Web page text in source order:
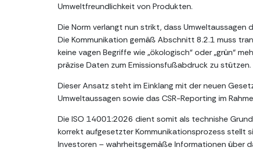
Umweltfreundlichkeit von Produkten.
Die Norm verlangt nun strikt, dass
Die Kommunikation gemäß Abschnitt 8.2.1 muss
keine vagen Begriffe wie „ökologisch“ oder „grün“
präzise Daten zum Emissionsfußabdruck zu stützen.
Dieser Ansatz steht im Einklang mit der neuen
Umweltaussagen sowie das CSR-Reporting im
Die ISO 14001:2026 dient somit als technishe
korrekt aufgesetzter Kommunikationsprozess stellt
Investoren – wahrheitsgemäße Informationen über